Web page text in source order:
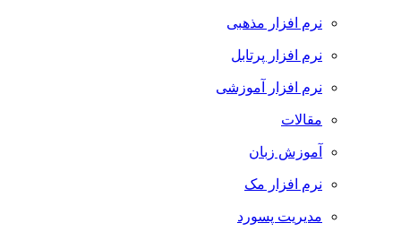
نرم افزار مذهبی
نرم افزار پرتابل
نرم افزار آموزشی
مقالات
آموزش زبان
نرم افزار مک
مدیریت پسورد